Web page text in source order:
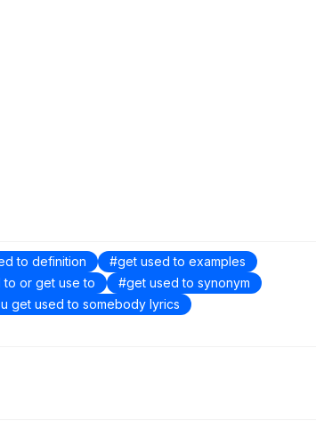
to definition
get used to examples
to or get use to
get used to synonym
get used to somebody lyrics